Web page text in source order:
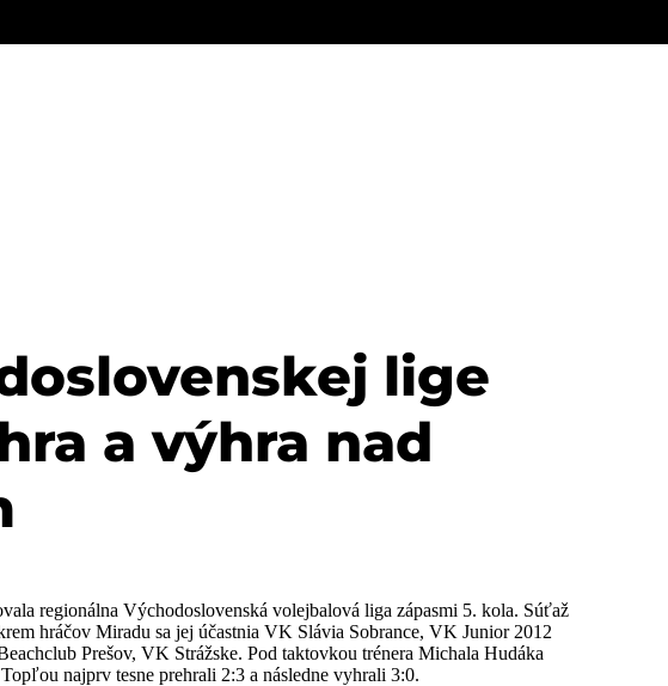
lige
a výhra nad
regionálna Východoslovenská volejbalová liga zápasmi 5. kola. Súťaž
hráčov Miradu sa jej účastnia VK Slávia Sobrance, VK Junior 2012
Prešov, VK Strážske. Pod taktovkou trénera Michala Hudáka
najprv tesne prehrali 2:3 a následne vyhrali 3:0.